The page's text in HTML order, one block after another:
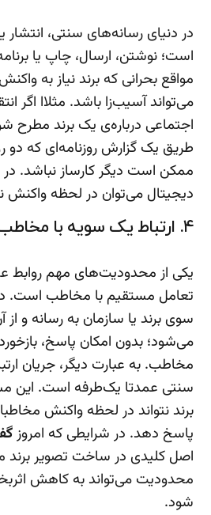
در دنیای رسانه‌های سنتی، انتشار
است؛ نوشتن، ارسال، چاپ یا
مواقع بحرانی که برند نیاز به
می‌تواند آسیب‌زا باشد. مثلاا اگر
اجتماعی درباره‌ی یک برند مطرح
طریق یک گزارش روزنامه‌ای که دو
ممکن است دیگر کارساز نباشد.
دیجیتال می‌توان در لحظه واکنش
۴. ارتباط یک سویه با مخاطب
یکی از محدودیت‌های مهم روابط
تعامل مستقیم با مخاطب است. در
سوی برند یا سازمان به رسانه و
می‌شود؛ بدون امکان پاسخ،
مخاطب. به عبارت دیگر، جریان
سنتی عمدتا یک‌طرفه است. این
برند نتواند در لحظه واکنش
پاسخ دهد. در شرایطی که امروز
اصل کلیدی در ساخت تصویر
محدودیت می‌تواند به کاهش
شود.